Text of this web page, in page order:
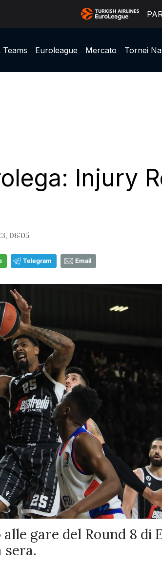
Teams Euroleague Mercato Tornei
Injury
06:05
Telegram Email
gare del Round 8 di
sera.